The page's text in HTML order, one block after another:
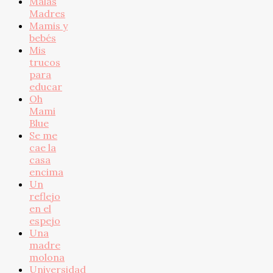
Madres
Mamis y
bebés
Mis
trucos
para
educar
Oh
Mami
Blue
Se me
cae la
casa
encima
Un
reflejo
en el
espejo
Una
madre
molona
Universidad